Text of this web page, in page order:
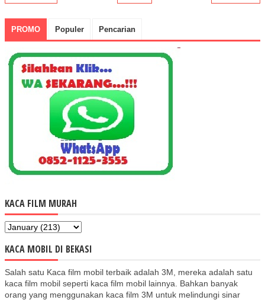
PROMO Populer Pencarian
KACA FILM MURAH
KACA MOBIL DI BEKASI
Salah satu Kaca film mobil terbaik adalah 3M, mereka adalah satu
kaca film mobil seperti kaca film mobil lainnya. Bahkan banyak
orang yang menggunakan kaca film 3M untuk melindungi sinar